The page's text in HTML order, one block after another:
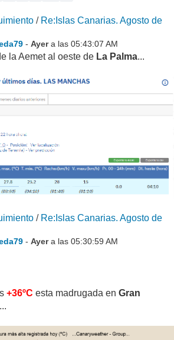
/ Re:Islas Canarias. Agosto de
- Ayera las 05:43:07 AM
la Aemet al oeste de La Palma...
/ Re:Islas Canarias. Agosto de
- Ayera las 05:30:59 AM
+36ºC esta madrugada en Gran